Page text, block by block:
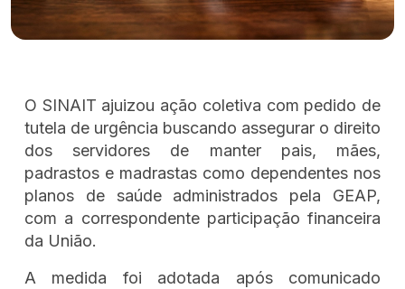
O SINAIT ajuizou ação coletiva com pedido de
tutela de urgência buscando assegurar o direito
dos servidores de manter pais, mães,
padrastos e madrastas como dependentes nos
planos de saúde administrados pela GEAP,
com a correspondente participação financeira
da União.
A medida foi adotada após comunicado